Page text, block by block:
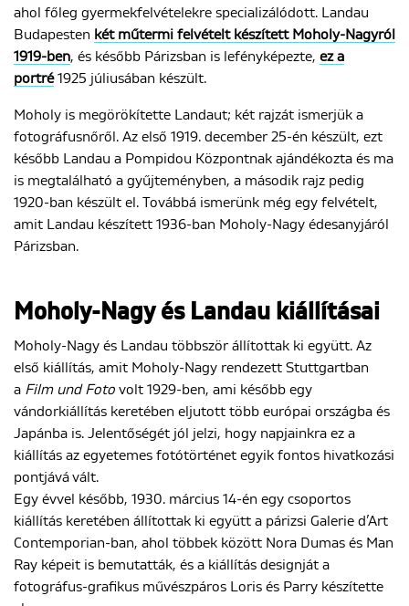
ahol főleg gyermekfelvételekre specializálódott. Landau
Budapesten két műtermi felvételt készített Moholy-Nagyról
1919-ben, és később Párizsban is lefényképezte, ez a
portré1925 júliusában készült.
Moholy is megörökítette Landaut; két rajzát ismerjük a
fotográfusnőről. Az első 1919. december 25-én készült, ezt
később Landau a Pompidou Központnak ajándékozta és ma
is megtalálható a gyűjteményben, a második rajz pedig
1920-ban készült el. Továbbá ismerünk még egy felvételt,
amit Landau készített 1936-ban Moholy-Nagy édesanyjáról
Párizsban.
Moholy-Nagy és Landau kiállításai
Moholy-Nagy és Landau többször állítottak ki együtt. Az
első kiállítás, amit Moholy-Nagy rendezett Stuttgartban
a Film und Foto volt 1929-ben, ami később egy
vándorkiállítás keretében eljutott több európai országba és
Japánba is. Jelentőségét jól jelzi, hogy napjainkra ez a
kiállítás az egyetemes fotótörténet egyik fontos hivatkozási
pontjává vált.
Egy évvel később, 1930. március 14-én egy csoportos
kiállítás keretében állítottak ki együtt a párizsi Galerie d’Art
Contemporian-ban, ahol többek között Nora Dumas és Man
Ray képeit is bemutatták, és a kiállítás designját a
fotográfus-grafikus művészpáros Loris és Parry készítette